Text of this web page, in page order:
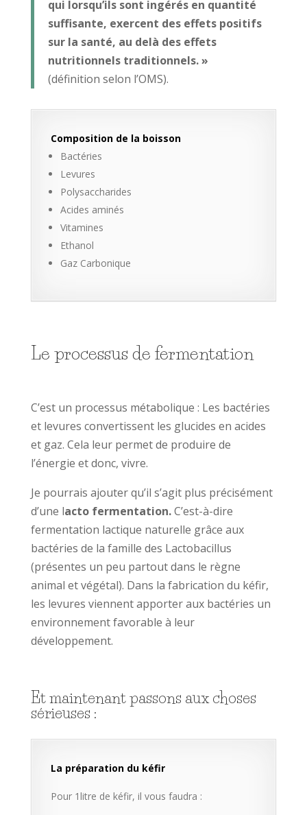
qui lorsqu’ils sont ingérés en quantité
suffisante, exercent des effets positifs
sur la santé, au delà des effets
nutritionnels traditionnels. »
(définition selon l’OMS).
Composition de la boisson
Bactéries
Levures
Polysaccharides
Acides aminés
Vitamines
Ethanol
Gaz Carbonique
Le processus de fermentation
C’est un processus métabolique : Les bactéries
et levures convertissent les glucides en acides
et gaz. Cela leur permet de produire de
l’énergie et donc, vivre.
Je pourrais ajouter qu’il s’agit plus précisément
d’une lacto fermentation.C’est-à-dire
fermentation lactique naturelle grâce aux
bactéries de la famille des Lactobacillus
(présentes un peu partout dans le règne
animal et végétal). Dans la fabrication du kéfir,
les levures viennent apporter aux bactéries un
environnement favorable à leur
développement.
Et maintenant passons aux choses
sérieuses :
La préparation du kéfir
Pour 1litre de kéfir, il vous faudra :